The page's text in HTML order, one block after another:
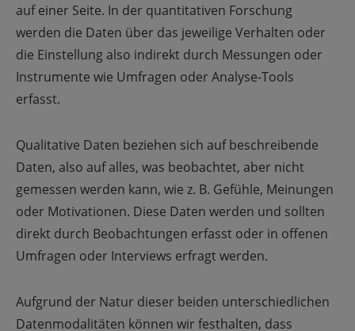
auf einer Seite. In der quantitativen Forschung
werden die Daten über das jeweilige Verhalten oder
die Einstellung also indirekt durch Messungen oder
Instrumente wie Umfragen oder Analyse-Tools
erfasst.
Qualitative Daten beziehen sich auf beschreibende
Daten, also auf alles, was beobachtet, aber nicht
gemessen werden kann, wie z. B. Gefühle, Meinungen
oder Motivationen. Diese Daten werden und sollten
direkt durch Beobachtungen erfasst oder in offenen
Umfragen oder Interviews erfragt werden.
Aufgrund der Natur dieser beiden unterschiedlichen
Datenmodalitäten können wir festhalten, dass